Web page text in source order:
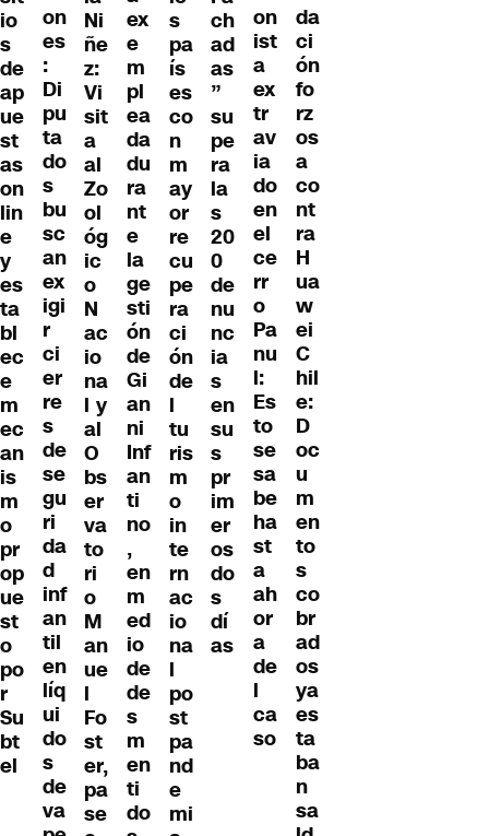
io
s
de
ap
ue
st
as
on
lin
e
y
es
ta
bl
ec
e
m
ec
an
is
m
o
pr
op
ue
st
o
po
r
Su
bt
el
on
es
:
Di
pu
ta
do
s
bu
sc
an
ex
igi
r
ci
er
re
s
de
se
gu
ri
da
d
inf
an
til
en
líq
ui
do
s
de
va
Ni
ñe
z:
Vi
sit
a
al
Zo
ol
óg
ic
o
N
ac
io
na
l y
al
O
bs
er
va
to
ri
o
M
an
ue
l
Fo
st
er,
pa
se
ex
e
m
pl
ea
da
du
ra
nt
e
la
ge
sti
ón
de
Gi
an
ni
Inf
an
ti
no
,
en
m
ed
io
de
de
s
m
en
ti
do
s
pa
ís
es
co
n
m
ay
or
re
cu
pe
ra
ci
ón
de
l
tu
ris
m
o
in
te
rn
ac
io
na
l
po
st
pa
nd
e
mi
ch
ad
as
”
su
pe
ra
la
s
20
0
de
nu
nc
ia
s
en
su
s
pr
im
er
os
do
s
dí
as
on
ist
a
ex
tr
av
ia
do
en
el
ce
rr
o
Pa
nu
l:
Es
to
se
sa
be
ha
st
a
ah
or
a
de
l
ca
so
da
ci
ón
fo
rz
os
a
co
nt
ra
H
ua
w
ei
C
hil
e:
D
oc
u
m
en
to
s
co
br
ad
os
ya
es
ta
ba
n
sa